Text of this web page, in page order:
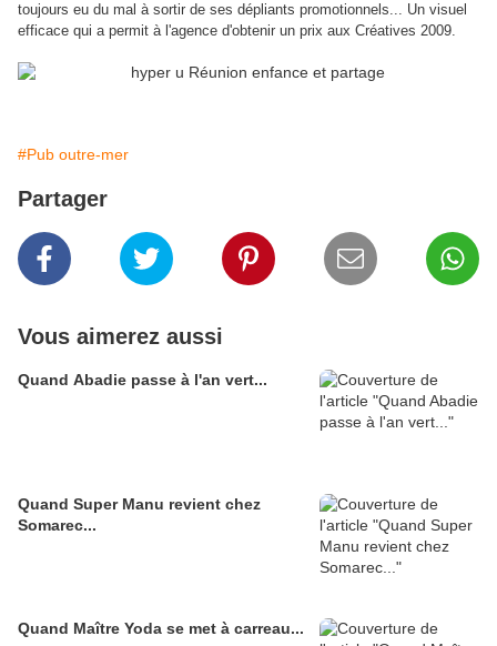
toujours eu du mal à sortir de ses dépliants promotionnels... Un visuel
efficace qui a permit à l'agence d'obtenir un prix aux Créatives 2009.
#Pub outre-mer
Partager
Vous aimerez aussi
Quand Abadie passe à l'an vert...
Quand Super Manu revient chez
Somarec...
Quand Maître Yoda se met à carreau...